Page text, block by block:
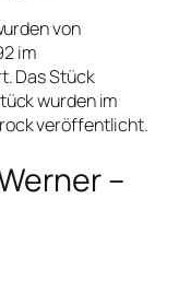
von
im
Das Stück
wurden im
veröffentlicht.
–